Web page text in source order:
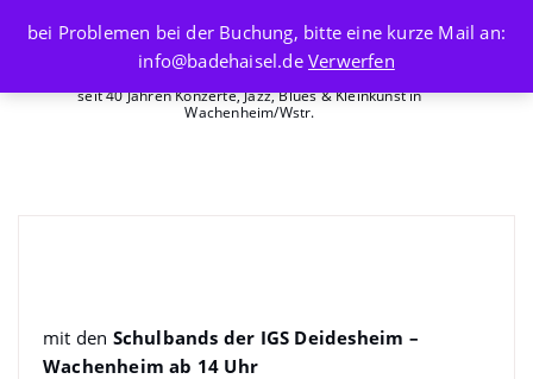
seit 40 Jahren Konzerte, Jazz, Blues & Kleinkunst in
Wachenheim/Wstr.
mit den Schulbands der IGS Deidesheim –
Wachenheim ab 14 Uhr
bei Problemen bei der Buchung, bitte eine kurze Mail an:
info@badehaisel.de Verwerfen